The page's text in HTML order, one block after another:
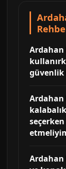
güvenlik
Ardahan
Ardahan